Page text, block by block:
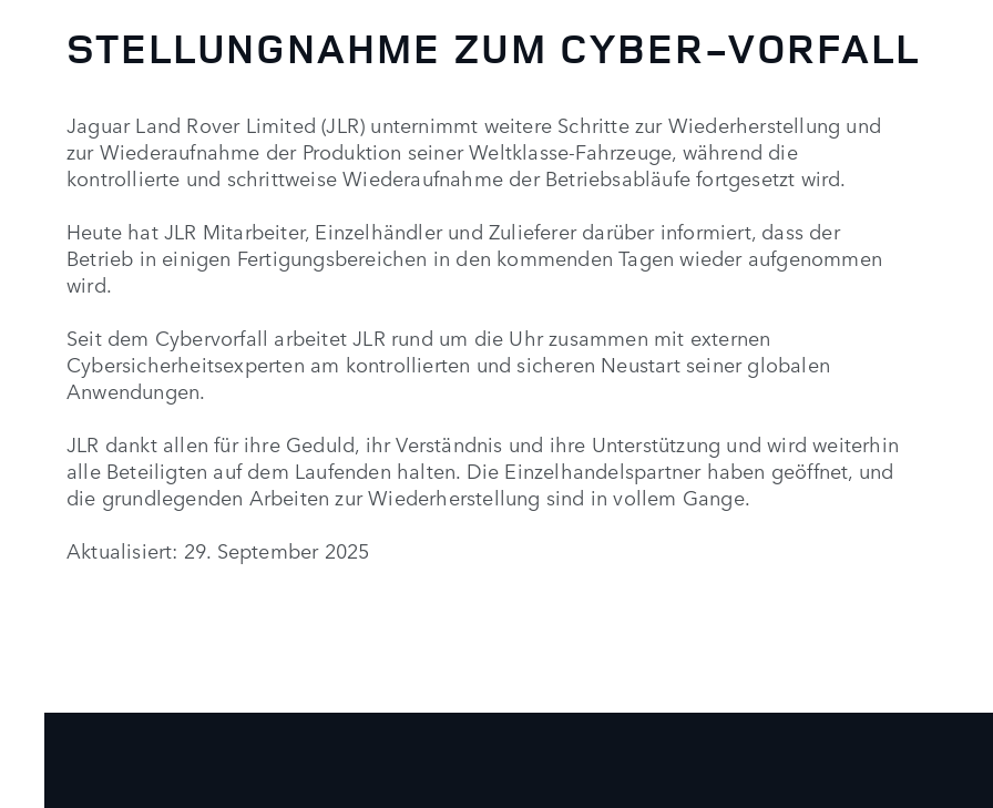
STELLUNGNAHME ZUM CYBER-VORFALL
Jaguar Land Rover Limited (JLR) unternimmt weitere Schritte zur Wiederherstellung und
zur Wiederaufnahme der Produktion seiner Weltklasse-Fahrzeuge, während die
kontrollierte und schrittweise Wiederaufnahme der Betriebsabläufe fortgesetzt wird.
Heute hat JLR Mitarbeiter, Einzelhändler und Zulieferer darüber informiert, dass der
Betrieb in einigen Fertigungsbereichen in den kommenden Tagen wieder aufgenommen
wird.
Seit dem Cybervorfall arbeitet JLR rund um die Uhr zusammen mit externen
Cybersicherheitsexperten am kontrollierten und sicheren Neustart seiner globalen
Anwendungen.
JLR dankt allen für ihre Geduld, ihr Verständnis und ihre Unterstützung und wird weiterhin
alle Beteiligten auf dem Laufenden halten. Die Einzelhandelspartner haben geöffnet, und
die grundlegenden Arbeiten zur Wiederherstellung sind in vollem Gange.
Aktualisiert: 29. September 2025